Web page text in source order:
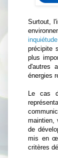
Surtout,
inquiétude
précipite
plus
d'autres
énergies
Le cas
maintien,
de
mis en
critères